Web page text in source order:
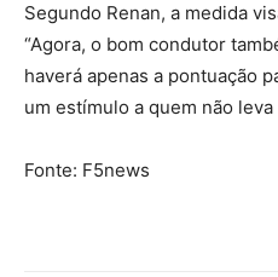
Segundo Renan, a medida
“Agora, o bom condutor
haverá apenas a pontuação
um estímulo a quem não
Fonte: F5news